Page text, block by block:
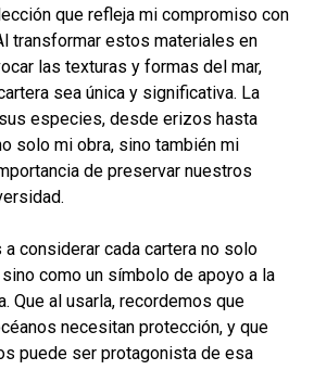
que refleja mi compromiso con
transformar estos materiales en
las texturas y formas del mar,
sea única y significativa. La
especies, desde erizos hasta
solo mi obra, sino también mi
de preservar nuestros
considerar cada cartera no solo
como un símbolo de apoyo a la
Que al usarla, recordemos que
necesitan protección, y que
puede ser protagonista de esa